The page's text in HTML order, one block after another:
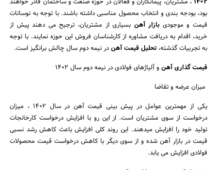
1402 ، مشتریان، پیمانکاران و فعالان در حوزه صنعت و ساختمان قادر خواهند
بود، بودجه بندی و انتخاب محصول مناسبی داشته باشند. با توجه به نوسانات
قیمت و موجودی بازار آهن بسیاری از مشتریان، ترجیح می دهند پیش از
خرید، اقدام به دریافت مشاوره از کارشناسان فروش این حوزه نمایند. با توجه
به تجربیات گذشته، تحلیل قیمت آهندر نیمه دوم سال چالش برانگیز است.
قیمت گذاری آهنو آلیاژهای فولادی در نیمه دوم سال 1402
میزان عرضه و تقاضا
یکی از مهمترین عوامل در پیش بینی قیمت آهن در سال 1402 ، میزان
درخواست از سوی مشتریان است. از این رو با افزایش درخواست کارخانجات
تولید خود را افزایش میدهند. این روند کلی افزایش باعث کاهش رشد نسبی
قیمت در بازار آهن شده و از سوی دیگر با کاهش درخواست قیمت محصولات
فولادی افزایش می یابد.